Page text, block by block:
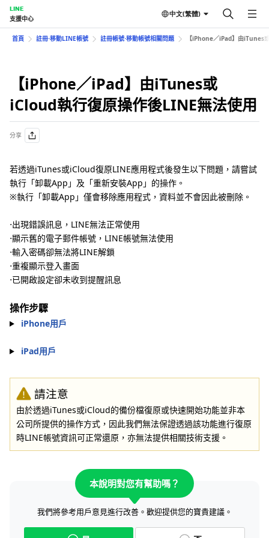
LINE
支援中心
中文(繁體)
首頁 註冊⋅移動LINE帳號 註冊帳號⋅移動帳號相關問題 【iPhone／iPad】由iTunes
【iPhone／iPad】由iTunes或
iCloud執行復原操作後LINE無法使用
分享
若透過iTunes或iCloud復原LINE應用程式後發生以下問題，請嘗試
執行「卸載App」及「重新安裝App」的操作。
※執行「卸載App」僅會移除應用程式，資料並不會因此被刪除。
⋅出現錯誤訊息，LINE無法正常使用
⋅顯示舊的電子郵件帳號，LINE帳號無法使用
⋅輸入密碼卻無法將LINE解鎖
⋅重複顯示登入畫面
⋅已開啟設定卻未收到提醒訊息
操作步驟
iPhone用戶
iPad用戶
請注意
由於透過iTunes或iCloud的備份檔復原或快速開始功能並非本
公司所提供的操作方式，因此我們無法保證透過該功能進行復原
時LINE帳號資訊可正常還原，亦無法提供相關技術支援。
本說明對您有幫助嗎？
我們將參考用戶意見進行改善。歡迎提供您的寶貴建議。